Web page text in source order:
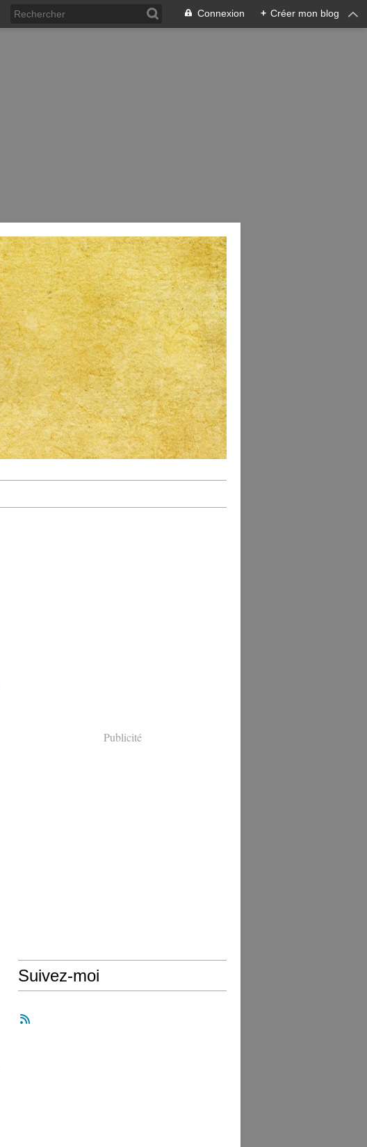
Connexion + Créer mon blog
Publicité
Suivez-moi